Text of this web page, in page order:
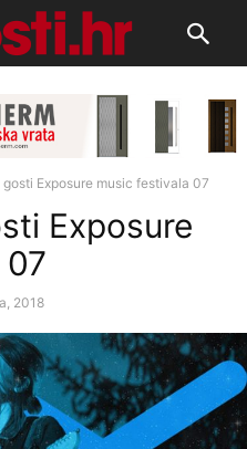
Exposure music festivala 07
Exposure
2018